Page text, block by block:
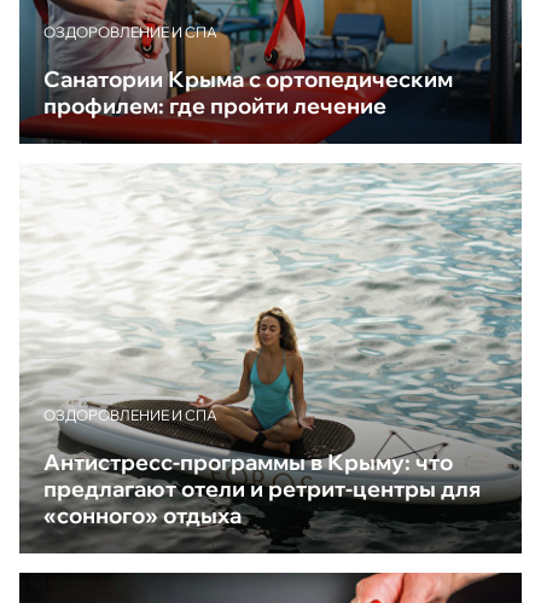
ОЗДОРОВЛЕНИЕ И СПА
Санатории Крыма с ортопедическим
профилем: где пройти лечение
ОЗДОРОВЛЕНИЕ И СПА
Антистресс-программы в Крыму: что
предлагают отели и ретрит-центры для
«сонного» отдыха